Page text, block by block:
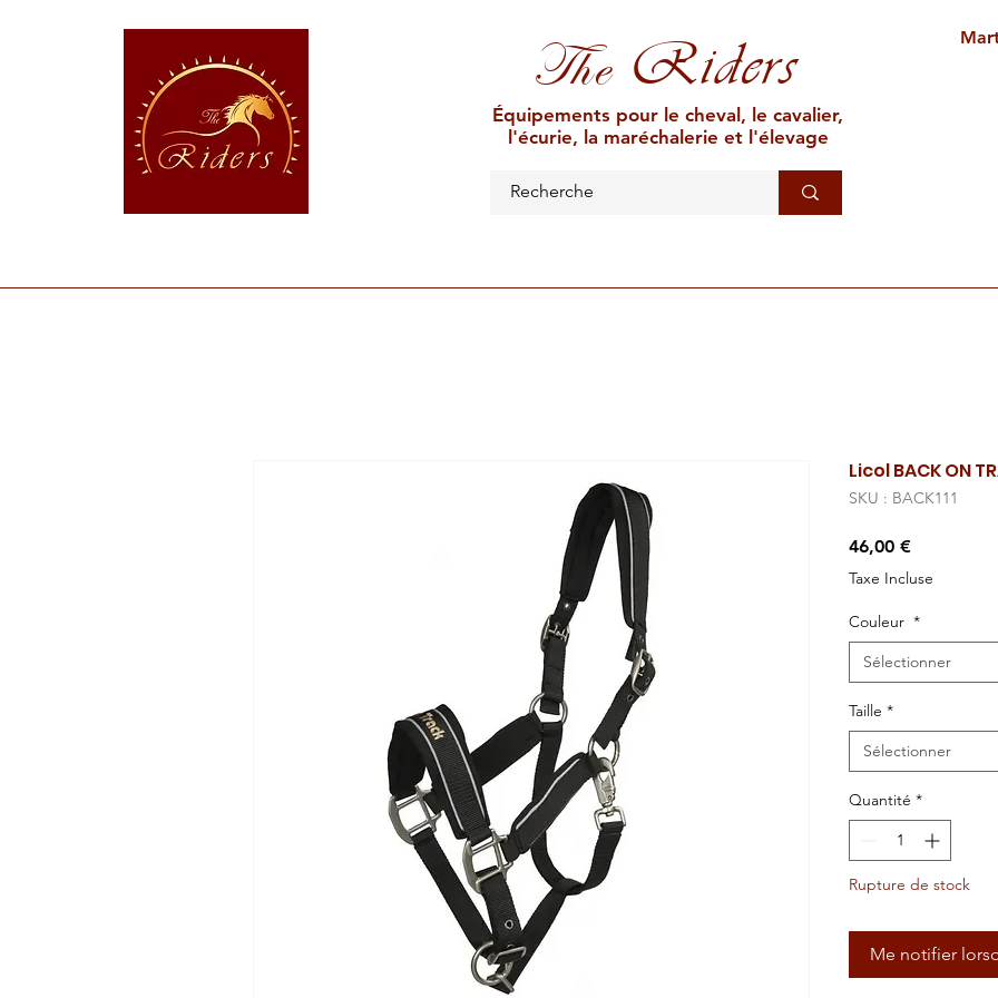
TheRiders
Équipements pour le cheval, le cavalier,
l'écurie, la maréchalerie et l'élevage
Licol BACK ON
SKU : BACK111
46,00 €Prix
Taxe Incluse
Couleur *
Sélectionner
Taille *
Sélectionner
Quantité *
Rupture de stock
Me notifier